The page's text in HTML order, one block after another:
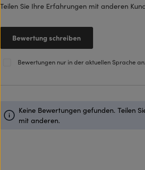
Teilen Sie Ihre Erfahrungen mit anderen
Bewertung schreiben
Bewertungen nur in der aktuellen Sprache
Keine Bewertungen gefunden. Teilen
mit anderen.